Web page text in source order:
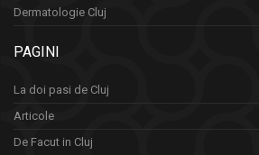
Dermatologie Cluj
PAGINI
La doi pasi de Cluj
Articole
De Facut in Cluj